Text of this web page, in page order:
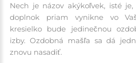
Nech je názov akýkoľvek, isté
doplnok priam vynikne vo
kresielko bude jedinečnou
izby. Ozdobná mašľa sa dá
znovu nasadiť.